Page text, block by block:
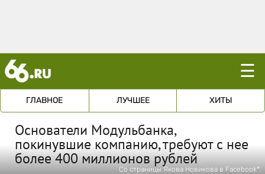
☰
ГЛАВНОЕ ЛУЧШЕЕ ХИТЫ
Основатели Модульбанка,
покинувшие компанию, требуют с нее
более 400 миллионов рублей
Со страницы Якова Новикова в Facebook*.